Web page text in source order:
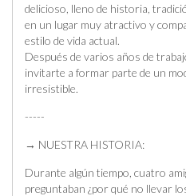
delicioso, lleno de historia,
en un lugar muy atractivo y
estilo de vida actual.
Después de varios años de
invitarte a formar parte de un
irresistible.
-----
→ NUESTRA HISTORIA:
Durante algún tiempo, cuatro
preguntaban ¿por qué no llevar